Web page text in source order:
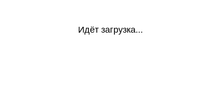
Идёт загрузка...